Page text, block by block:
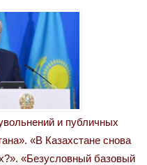
и публичных
«В Казахстане снова
«Безусловный базовый